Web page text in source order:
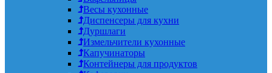
Весы кухонные
Диспенсеры для кухни
Дуршлаги
Измельчители кухонные
Капучинаторы
Контейнеры для продуктов